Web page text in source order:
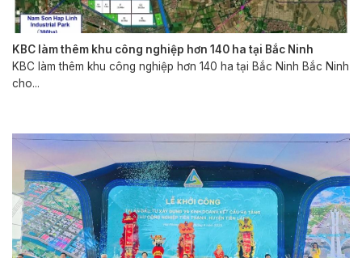
KBC làm thêm khu công nghiệp hơn 140 ha tại Bắc Ninh
KBC làm thêm khu công nghiệp hơn 140 ha tại Bắc Ninh Bắc Ninh
cho...